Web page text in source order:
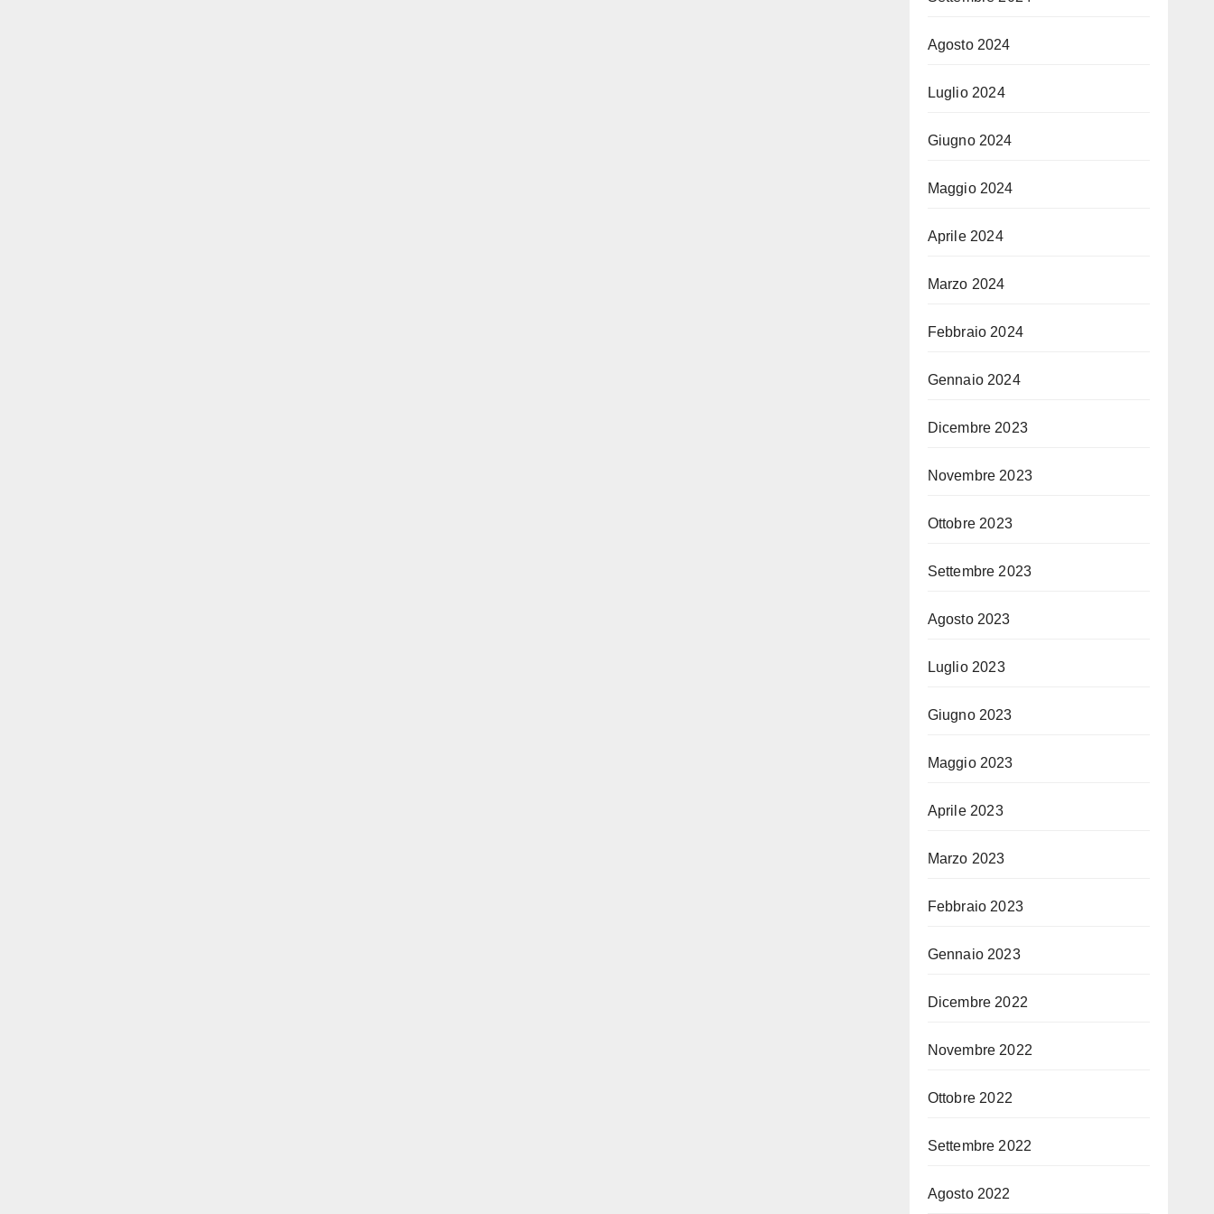
Agosto 2024
Luglio 2024
Giugno 2024
Maggio 2024
Aprile 2024
Marzo 2024
Febbraio 2024
Gennaio 2024
Dicembre 2023
Novembre 2023
Ottobre 2023
Settembre 2023
Agosto 2023
Luglio 2023
Giugno 2023
Maggio 2023
Aprile 2023
Marzo 2023
Febbraio 2023
Gennaio 2023
Dicembre 2022
Novembre 2022
Ottobre 2022
Settembre 2022
Agosto 2022